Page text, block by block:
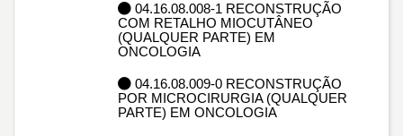
04.16.08.008-1 RECONSTRUÇÃO
COM RETALHO MIOCUTÂNEO
(QUALQUER PARTE) EM
ONCOLOGIA
04.16.08.009-0 RECONSTRUÇÃO
POR MICROCIRURGIA (QUALQUER
PARTE) EM ONCOLOGIA